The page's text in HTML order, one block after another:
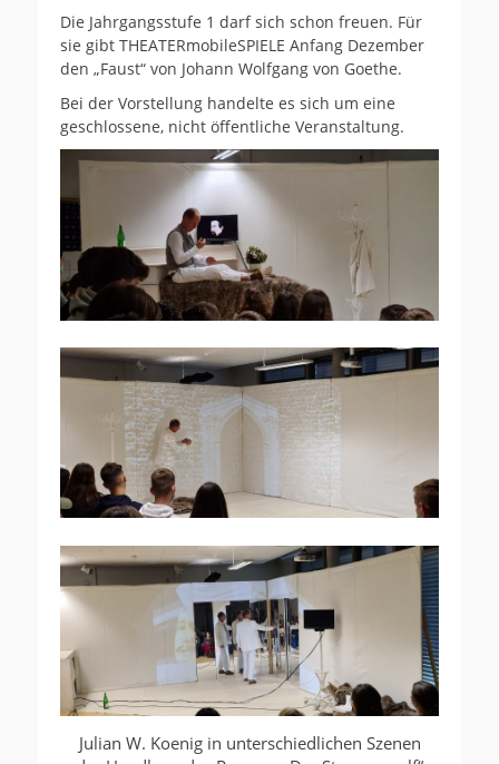
Die Jahrgangsstufe 1 darf sich schon freuen. Für
sie gibt THEATERmobileSPIELE Anfang Dezember
den „Faust“ von Johann Wolfgang von Goethe.
Bei der Vorstellung handelte es sich um eine
geschlossene, nicht öffentliche Veranstaltung.
Julian W. Koenig in unterschiedlichen Szenen